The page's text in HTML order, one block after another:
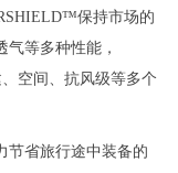
保持市场的
等多种性能，
空间、抗风级等多个
节省旅行途中装备的